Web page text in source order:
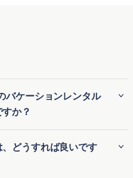
バケーションレンタル
か？
まり、より柔軟性を提供し
トメントは、長期休暇オプ
どうすれば良いです